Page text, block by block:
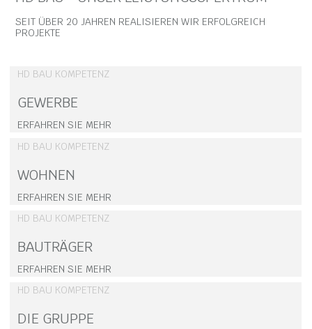
SEIT ÜBER 20 JAHREN REALISIEREN WIR ERFOLGREICH
PROJEKTE
HD BAU KOMPETENZ
GEWERBE
ERFAHREN SIE MEHR
HD BAU KOMPETENZ
WOHNEN
ERFAHREN SIE MEHR
HD BAU KOMPETENZ
BAUTRÄGER
ERFAHREN SIE MEHR
​​​​​HD BAU KOMPETENZ
DIE GRUPPE